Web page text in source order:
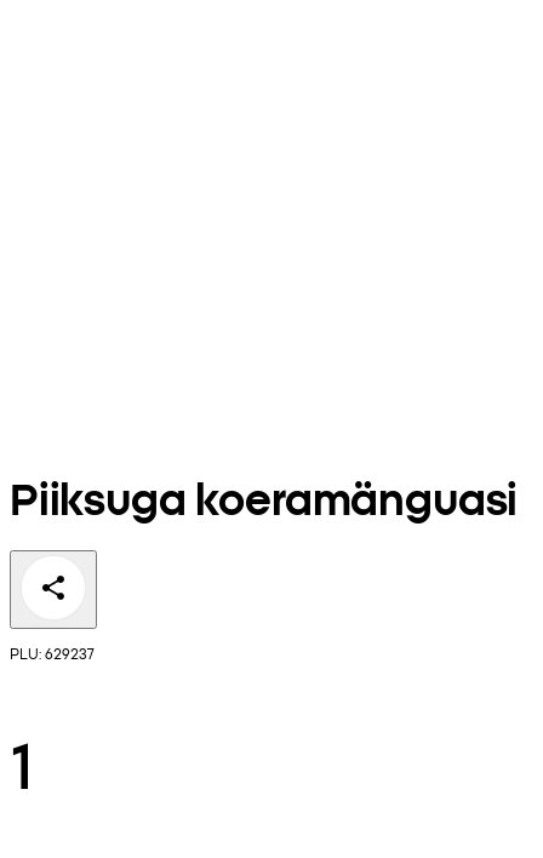
Piiksuga koeramänguasi
PLU: 629237
1